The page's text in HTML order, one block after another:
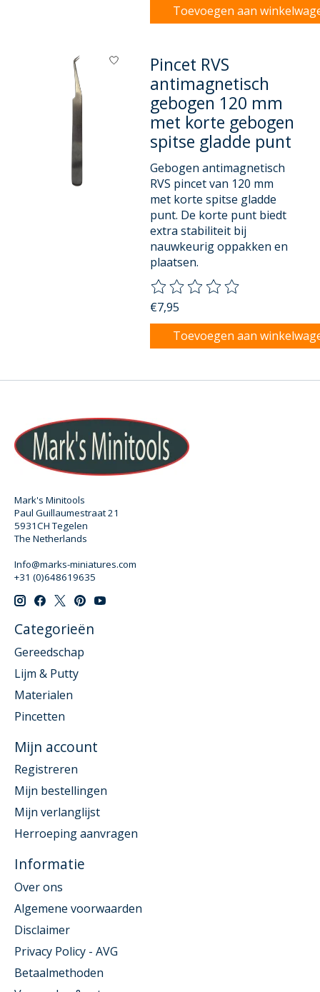
Toevoegen aan
Pincet RVS
antimagnetisch
gebogen 120 mm
met korte gebogen
spitse gladde punt
Gebogen antimagnetisch
RVS pincet van 120 mm
met korte spitse gladde
punt. De korte punt biedt
extra stabiliteit bij
nauwkeurig oppakken en
plaatsen.
De beoordeling van dit
€7,95
Toevoegen aan
Mark's Minitools
Paul Guillaumestraat 21
5931CH Tegelen
The Netherlands
Info@marks-miniatures.com
+31 (0)648619635
Categorieën
Gereedschap
Lijm & Putty
Materialen
Pincetten
Mijn account
Registreren
Mijn bestellingen
Mijn verlanglijst
Herroeping aanvragen
Informatie
Over ons
Algemene voorwaarden
Disclaimer
Privacy Policy - AVG
Betaalmethoden